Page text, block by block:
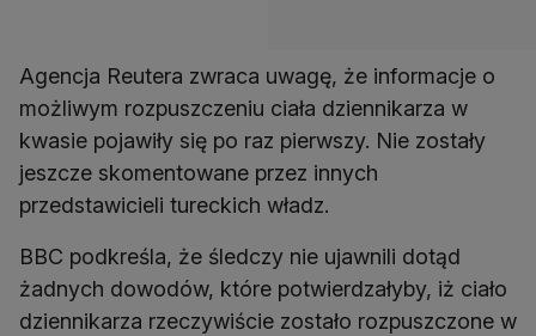
Agencja Reutera zwraca uwagę, że informacje o
możliwym rozpuszczeniu ciała dziennikarza w
kwasie pojawiły się po raz pierwszy. Nie zostały
jeszcze skomentowane przez innych
przedstawicieli tureckich władz.
BBC podkreśla, że śledczy nie ujawnili dotąd
żadnych dowodów, które potwierdzałyby, iż ciało
dziennikarza rzeczywiście zostało rozpuszczone w